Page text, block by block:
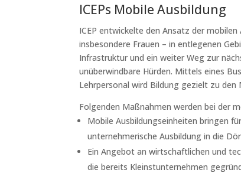
ICEPs Mobile Ausbildung
ICEP entwickelte den Ansatz der
insbesondere Frauen – in entlegenen
Infrastruktur und ein weiter Weg zur
unüberwindbare Hürden. Mittels eines
Lehrpersonal wird Bildung gezielt zu den
Folgenden Maßnahmen werden bei der
Mobile Ausbildungseinheiten bringen
unternehmerische Ausbildung in die
Ein Angebot an wirtschaftlichen und
die bereits Kleinstunternehmen